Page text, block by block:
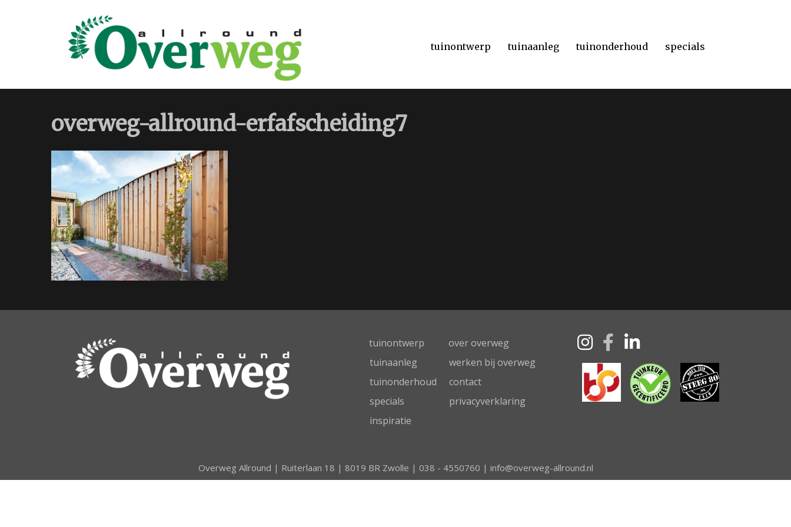
tuinontwerp tuinaanleg tuinonderhoud specials
overweg-allround-erfafscheiding7
tuinontwerp
tuinaanleg
tuinonderhoud
specials
inspiratie
over overweg
werken bij overweg
contact
privacyverklaring
Overweg Allround | Ruiterlaan 18 | 8019 BR Zwolle | 038 - 4550760 | info@overweg-allround.nl